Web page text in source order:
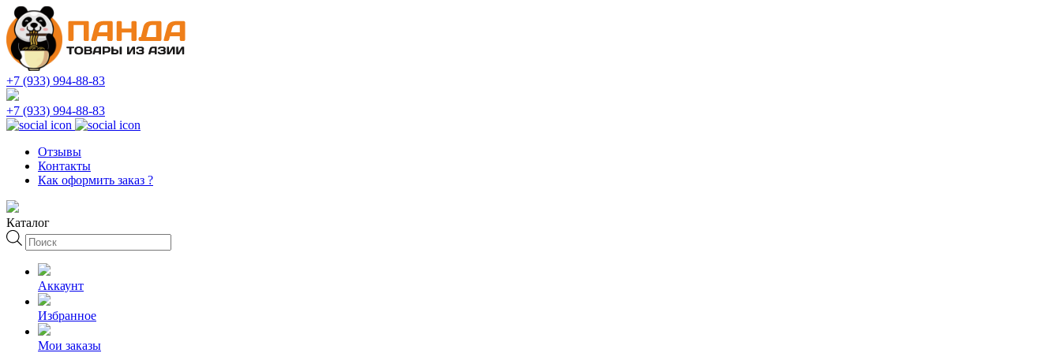
+7 (933) 994-88-83
+7 (933) 994-88-83
Отзывы
Контакты
Как оформить заказ ?
Каталог
Поиск
товаров
Аккаунт
Избранное
Мои заказы